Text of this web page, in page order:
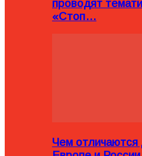
проводят
«Стоп…
Чем отличаются